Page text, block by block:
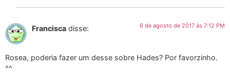
Francisca disse: 6 de agosto de 2017 às 7:12 PM
Rosea, poderia fazer um desse sobre Hades? Por favorzinho.
^^